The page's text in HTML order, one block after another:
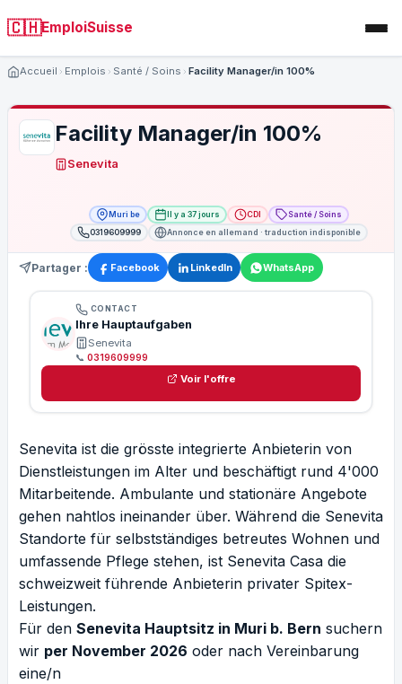
🇨🇭EmploiSuisse
Accueil Emplois Santé / Soins Facility Manager/in 100%
Facility Manager/in 100%
Senevita
Muri be Il y a 37 jours CDI
Santé / Soins
0319609999
Annonce en allemand · traduction indisponible
Partager : Facebook LinkedIn WhatsApp
CONTACT
Ihre Hauptaufgaben
Senevita
📞 0319609999
Voir l'offre
Senevita ist die grösste integrierte Anbieterin von
Dienstleistungen im Alter und beschäftigt rund 4'000
Mitarbeitende. Ambulante und stationäre Angebote
gehen nahtlos ineinander über. Während die Senevita
Standorte für selbstständiges betreutes Wohnen und
umfassende Pflege stehen, ist Senevita Casa die
schweizweit führende Anbieterin privater Spitex-
Leistungen.
Für den Senevita Hauptsitz in Muri b. Bern suchern
wir per November 2026 oder nach Vereinbarung
eine/n